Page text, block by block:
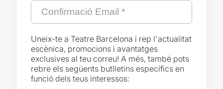
Uneix-te a Teatre Barcelona i rep l'actualitat
escènica, promocions i avantatges
exclusives al teu correu! A més, també pots
rebre els següents butlletins específics en
funció dels teus interessos: